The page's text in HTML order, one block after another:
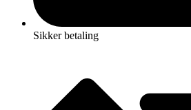
Sikker betaling